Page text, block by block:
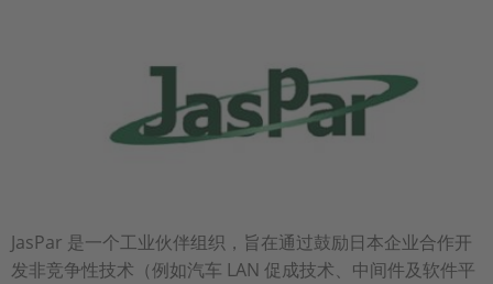
JasPar 是一个工业伙伴组织，旨在通过鼓励日本企业合作开
发非竞争性技术（例如汽车 LAN 促成技术、中间件及软件平